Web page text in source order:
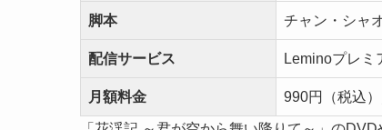
脚本 チャン・シャ
配信サービス Leminoプレミ
月額料金 990円（税込